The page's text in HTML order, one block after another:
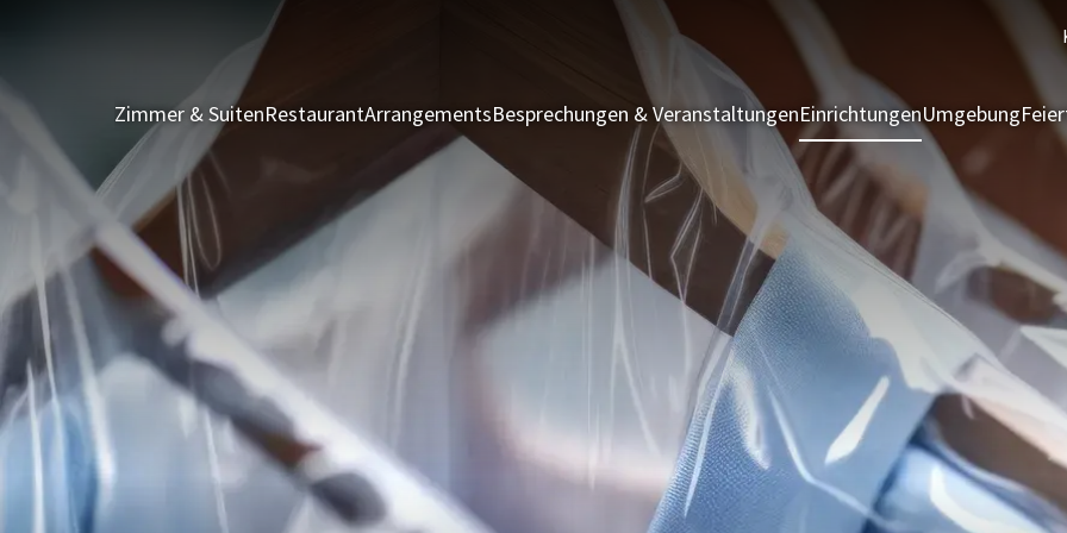
Zimmer & SuitenRestaurantArrangementsBesprechungen & VeranstaltungenEinrichtungenUmgebung